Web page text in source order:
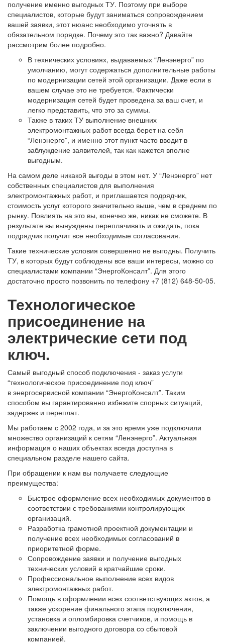
получение именно выгодных ТУ. Поэтому при выборе
специалистов, которые будут заниматься сопровождением
вашей заявки, этот нюанс необходимо уточнять в
обязательном порядке. Почему это так важно? Давайте
рассмотрим более подробно.
В технических условиях, выдаваемых “Ленэнерго” по
умолчанию, могут содержаться дополнительные работы
по модернизации сетей этой организации. Даже если в
вашем случае это не требуется. Фактически
модернизация сетей будет проведена за ваш счет, и
легко представить, что это за суммы.
Также в таких ТУ выполнение внешних
электромонтажных работ всегда берет на себя
“Ленэнерго”, и именно этот пункт часто вводит в
заблуждение заявителей, так как кажется вполне
выгодным.
На самом деле никакой выгоды в этом нет. У “Ленэнерго” нет
собственных специалистов для выполнения
электромонтажных работ, и приглашается подрядчик,
стоимость услуг которого значительно выше, чем в среднем по
рынку. Повлиять на это вы, конечно же, никак не сможете. В
результате вы вынуждены переплачивать и ожидать, пока
подрядчик получит все необходимые согласования.
Такие технические условия совершенно не выгодны. Получить
ТУ, в которых будут соблюдены все ваши интересы, можно со
специалистами компании “ЭнергоКонсалт”. Для этого
достаточно просто позвонить по телефону +7 (812) 648-50-05.
Технологическое
присоединение на
электрические сети под
ключ.
Самый выгодный способ подключения - заказ услуги
“технологическое присоединение под ключ”
в энергосервисной компании “ЭнергоКонсалт”. Таким
способом вы гарантированно избежите спорных ситуаций,
задержек и переплат.
Мы работаем с 2002 года, и за это время уже подключили
множество организаций к сетям “Ленэнерго”. Актуальная
информация о наших объектах всегда доступна в
специальном разделе нашего сайта.
При обращении к нам вы получаете следующие
преимущества:
Быстрое оформление всех необходимых документов в
соответствии с требованиями контролирующих
организаций.
Разработка грамотной проектной документации и
получение всех необходимых согласований в
приоритетной форме.
Сопровождение заявки и получение выгодных
технических условий в кратчайшие сроки.
Профессиональное выполнение всех видов
электромонтажных работ.
Помощь в оформлении всех соответствующих актов, а
также ускорение финального этапа подключения,
установка и опломбировка счетчиков, и помощь в
заключении выгодного договора со сбытовой
компанией.